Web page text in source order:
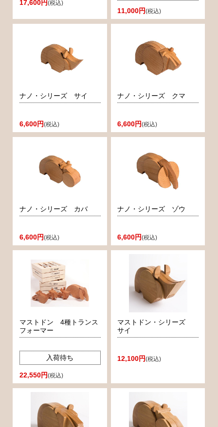
17,600円(税込)
11,000円(税込)
ナノ・シリーズ サイ
6,600円(税込)
ナノ・シリーズ クマ
6,600円(税込)
ナノ・シリーズ カバ
6,600円(税込)
ナノ・シリーズ ゾウ
6,600円(税込)
マストドン 4種トランス
フォーマー
入荷待ち
22,550円(税込)
マストドン・シリーズ
サイ
12,100円(税込)